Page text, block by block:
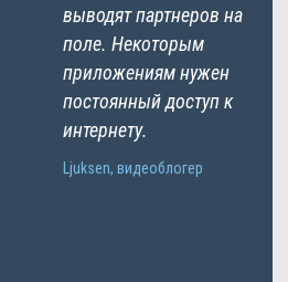
выводят партнеров на
поле. Некоторым
приложениям нужен
постоянный доступ к
интернету.
Ljuksen, видеоблогер